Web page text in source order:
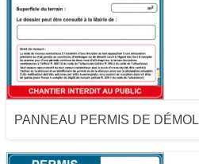
PANNEAU PERMIS DE